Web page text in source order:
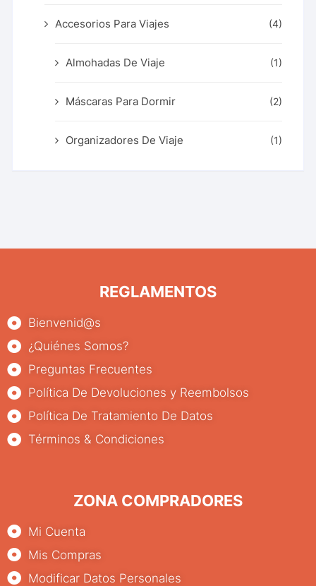
Accesorios Para Viajes (4)
Almohadas De Viaje (1)
Máscaras Para Dormir (2)
Organizadores De Viaje (1)
REGLAMENTOS
Bienvenid@s
¿Quiénes Somos?
Preguntas Frecuentes
Política De Devoluciones y Reembolsos
Política De Tratamiento De Datos
Términos & Condiciones
ZONA COMPRADORES
Mi Cuenta
Mis Compras
Modificar Datos Personales